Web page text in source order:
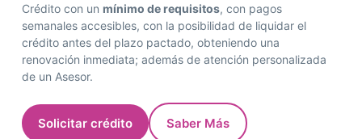
dCrédito con un mínimo de requisitos, con pagos
semanales accesibles, con la posibilidad de liquidar el
crédito antes del plazo pactado, obteniendo una
renovación inmediata; además de atención personalizada
de un Asesor.
Solicitar crédito Saber Más